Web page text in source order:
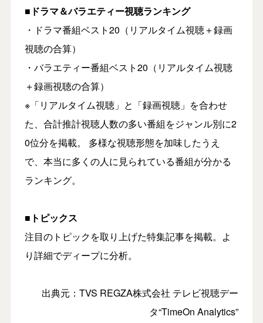
■ドラマ＆バラエティー視聴ランキング
・ドラマ番組ベスト20（リアルタイム視聴＋録画
視聴の合算）
・バラエティー番組ベスト20（リアルタイム視聴
＋録画視聴の合算）
※「リアルタイム視聴」と「録画視聴」を合わせ
た、合計推計視聴人数の多い番組をジャンル別に2
0位分を掲載。 多様な視聴形態を加味したうえ
で、本当に多くの人に見られている番組が分かる
ランキング。
■トピックス
注目のトピックを取り上げた特集記事を掲載。よ
り詳細でディープに分析。
出典元：TVS REGZA株式会社 テレビ視聴デー
タ“TimeOn Analytics”